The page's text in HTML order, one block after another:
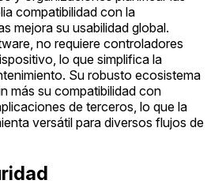
compatibilidad con la
mejora su usabilidad global.
no requiere controladores
lo que simplifica la
Su robusto ecosistema
más su compatibilidad con
de terceros, lo que la
versátil para diversos flujos de